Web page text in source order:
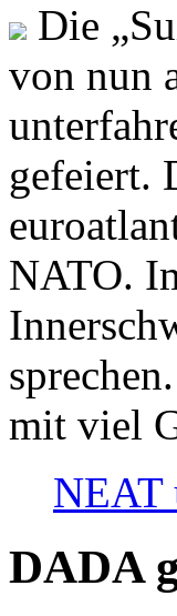
Die
von nun
gefeiert.
NATO.
mit viel
NEAT
DADA